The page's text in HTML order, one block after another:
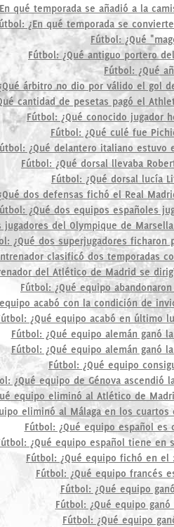
qué temporada se añadió a la
¿En qué temporada se
Fútbol: ¿Qué
Fútbol: ¿Qué antiguo portero
Fútbol: ¿Qué
árbitro no dio por válido el gol
cantidad de pesetas pagó el
Fútbol: ¿Qué conocido jugador
Fútbol: ¿Qué culé fue
¿Qué delantero italiano estuvo
Fútbol: ¿Qué dorsal llevaba
Fútbol: ¿Qué dorsal lucía
dos defensas fichó el Real
¿Qué dos equipos españoles
jugadores del Olympique de
¿Qué dos superjugadores
clasificó dos temporadas
del Atlético de Madrid se
Fútbol: ¿Qué equipo
acabó con la condición de
¿Qué equipo acabó en último
Fútbol: ¿Qué equipo alemán ganó
Fútbol: ¿Qué equipo alemán ganó
Fútbol: ¿Qué equipo
¿Qué equipo de Génova ascendió
equipo eliminó al Atlético de
eliminó al Málaga en los cuartos
Fútbol: ¿Qué equipo español
¿Qué equipo español tiene en
Fútbol: ¿Qué equipo fichó en el
Fútbol: ¿Qué equipo francés
Fútbol: ¿Qué equipo
Fútbol: ¿Qué equipo ganó
Fútbol: ¿Qué equipo